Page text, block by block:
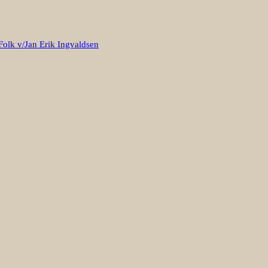
v/Jan Erik Ingvaldsen